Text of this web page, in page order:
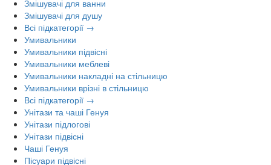
Змішувачі для ванни
Змішувачі для душу
Всі підкатегорії →
Умивальники
Умивальники підвісні
Умивальники меблеві
Умивальники накладні на стільницю
Умивальники врізні в стільницю
Всі підкатегорії →
Унітази та чаші Генуя
Унітази підлогові
Унітази підвісні
Чаші Генуя
Пісуари підвісні